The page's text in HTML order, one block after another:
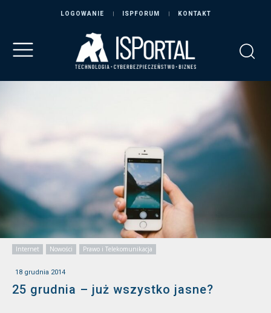
LOGOWANIE ISPFORUM KONTAKT
Internet Nowości Prawo i Telekomunikacja
18 grudnia 2014
25 grudnia – już wszystko jasne?